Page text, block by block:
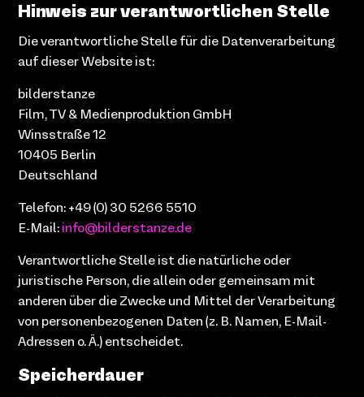
Hinweis zur verantwortlichen Stelle
Die verantwortliche Stelle für die Datenverarbeitung
auf dieser Website ist:
bilderstanze
Film, TV & Medienproduktion GmbH
Winsstraße 12
10405 Berlin
Deutschland
Telefon: +49 (0) 30 5266 5510
E-Mail: info@bilderstanze.de
Verantwortliche Stelle ist die natürliche oder
juristische Person, die allein oder gemeinsam mit
anderen über die Zwecke und Mittel der Verarbeitung
von personenbezogenen Daten (z. B. Namen, E-Mail-
Adressen o. Ä.) entscheidet.
Speicherdauer